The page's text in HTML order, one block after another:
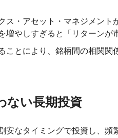
ス・アセット・マネジメン
増やしすぎると「リターンが
ことにより、銘柄間の相関
ない長期投資
安なタイミングで投資し、